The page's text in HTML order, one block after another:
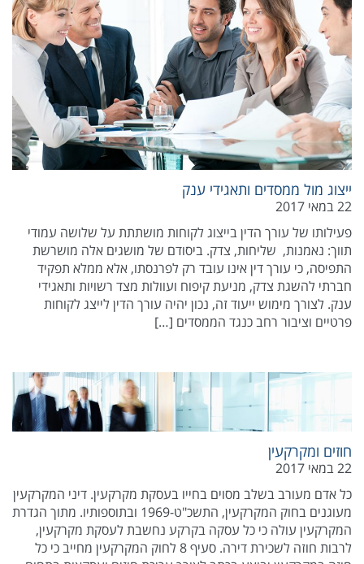
ייצוג מול ממסדים ותאגידי ענק
22 במאי 2017
פעילותו של עורך הדין בייצוג לקוחות מושתתת על שלושה עמודי
תווך: נאמנות, שליחות, צדק. ביסודם של מושגים אלה מושרשת
התפיסה, כי עורך דין אינו עובד רק לפרנסתו, אלא ממלא תפקיד
חברתי להשגת צדק, מניעת קיפוח ועוולות מצד רשויות ותאגידי
ענק. לצורך מימוש ייעוד זה, נכון יהיה עורך הדין לייצג לקוחות
פרטיים וציבור רחב כנגד הממסדים […]
חוזים ומקרקעין
22 במאי 2017
כל אדם מעורב בשלב מסוים בחייו בעסקת מקרקעין. דיני המקרקעין
מעוגנים בחוק המקרקעין, התשכ"ט-1969 ובתוספותיו. מתוך הגדרת
המקרקעין עולה כי כל עסקה בקרקע נחשבת לעסקת מקרקעין,
לרבות חוזה לשכירת דירה. סעיף 8 לחוק המקרקעין מחייב כי כל